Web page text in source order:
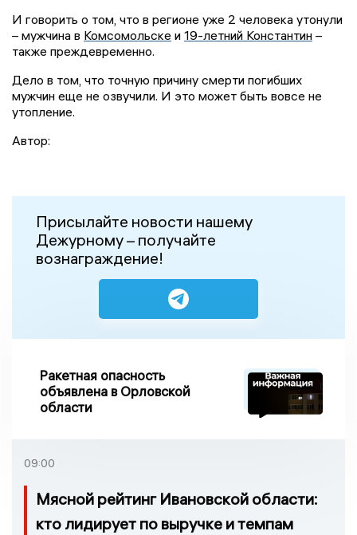
И говорить о том, что в регионе уже 2 человека утонули
– мужчина в Комсомольске и 19-летний Константин –
также преждевременно.
Дело в том, что точную причину смерти погибших
мужчин еще не озвучили. И это может быть вовсе не
утопление.
Автор:
Присылайте новости нашему
Дежурному – получайте
вознаграждение!
Ракетная опасность
объявлена в Орловской
области
09:00
Мясной рейтинг Ивановской области:
кто лидирует по выручке и темпам